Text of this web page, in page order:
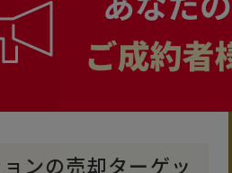
ンの売却ターゲッ